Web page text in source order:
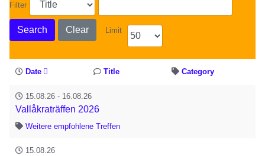
Filter
Search Clear Limit
Date Title Category
15.08.26 - 16.08.26
Vallåkraträffen 2026
Weitere empfohlene Treffen
15.08.26